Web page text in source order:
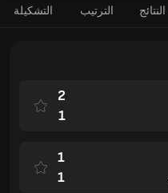
النتائج الترتيب التشكيلة
2
1
1
1